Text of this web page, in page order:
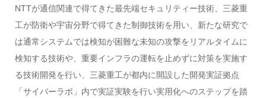
NTTが通信関連で得てきた最先端セキュリティー技術、三菱重
工が防衛や宇宙分野で得てきた制御技術を用い、新たな研究で
は通常システムでは検知が困難な未知の攻撃をリアルタイムに
検知する技術や、重要インフラの運転を止めずに対策を実施す
る技術開発を行い、三菱重工が都内に開設した開発実証拠点
「サイバーラボ」内で実証実験を行い実用化へのステップを踏